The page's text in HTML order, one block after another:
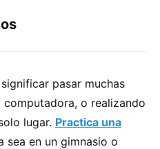
pasar muchas
o realizando
lugar. Practica una
sea en un gimnasio o